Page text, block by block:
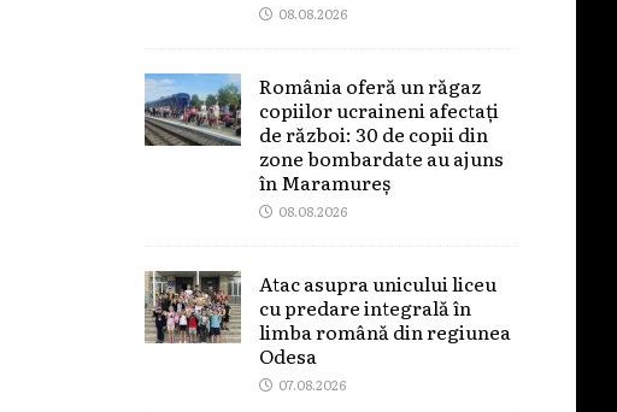
08.08.2026
România oferă un răgaz
copiilor ucraineni afectați
de război: 30 de copii din
zone bombardate au ajuns
în Maramureș
08.08.2026
Atac asupra unicului liceu
cu predare integrală în
limba română din regiunea
Odesa
07.08.2026